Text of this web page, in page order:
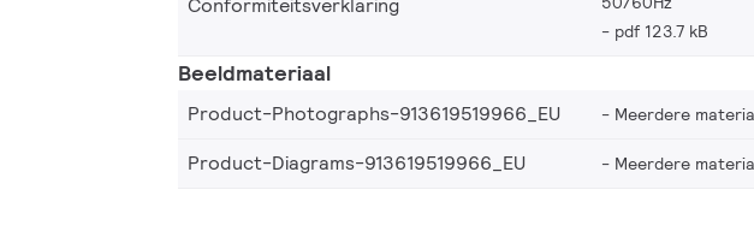
pdf 123.7 kB
Beeldmateriaal
Product-Photographs-913619519966_EU Meerdere
Product-Diagrams-913619519966_EU
Meerdere